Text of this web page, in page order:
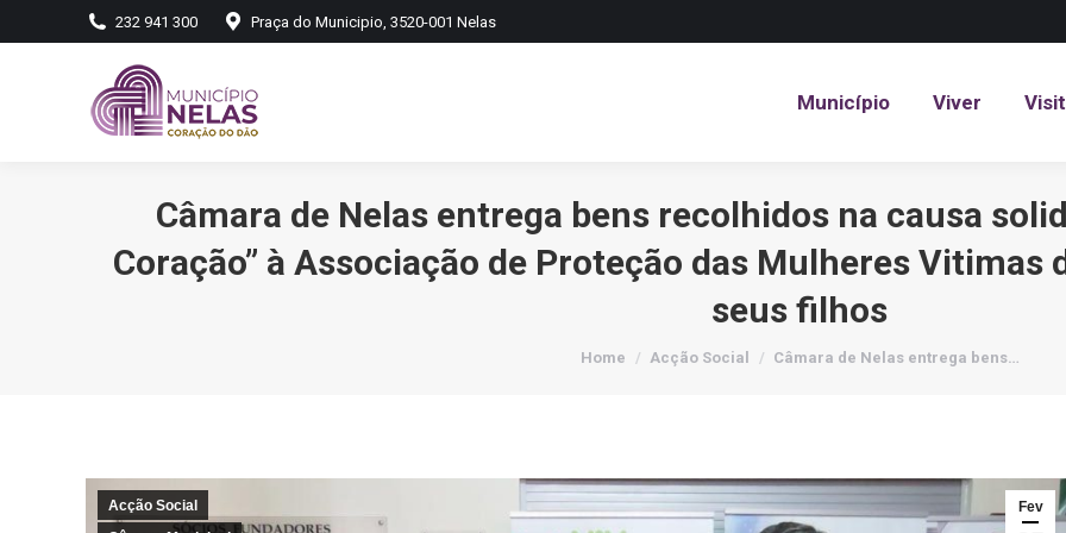
232 941 300 Praça do Municipio, 3520-001 Nelas
Município Viver
Câmara de Nelas entrega bens recolhidos na causa
Coração” à Associação de Proteção das Mulheres Vitimas
seus filhos
You are here:
Home Acção Social Câmara de Nelas entrega bens…
Fev
Acção Social
Município Viver